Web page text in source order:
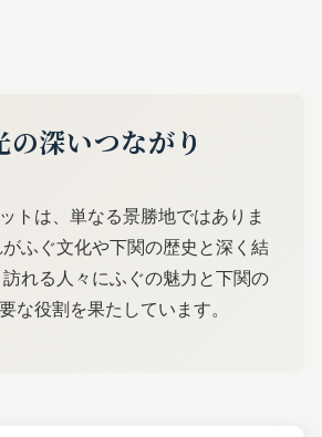
深いつながり
トは、単なる景勝地ではありま
ふぐ文化や下関の歴史と深く結
れる人々にふぐの魅力と下関の
な役割を果たしています。